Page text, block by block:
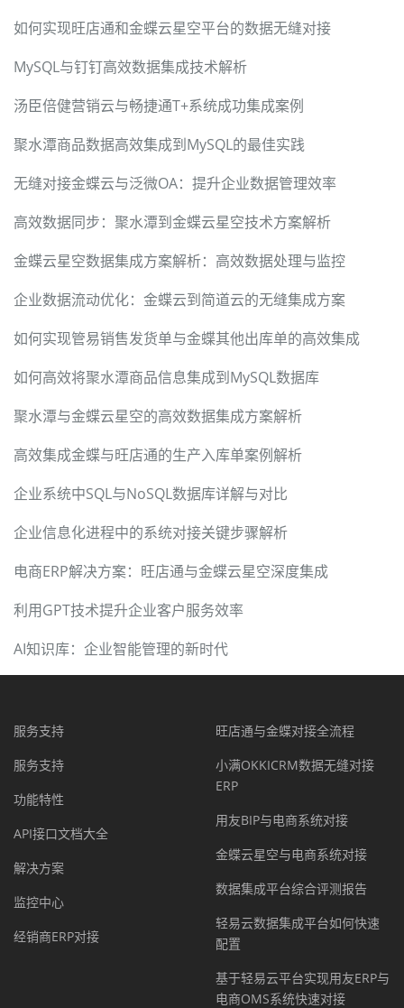
如何实现旺店通和金蝶云星空平台的数据无缝对接
MySQL与钉钉高效数据集成技术解析
汤臣倍健营销云与畅捷通T+系统成功集成案例
聚水潭商品数据高效集成到MySQL的最佳实践
无缝对接金蝶云与泛微OA：提升企业数据管理效率
高效数据同步：聚水潭到金蝶云星空技术方案解析
金蝶云星空数据集成方案解析：高效数据处理与监控
企业数据流动优化：金蝶云到简道云的无缝集成方案
如何实现管易销售发货单与金蝶其他出库单的高效集成
如何高效将聚水潭商品信息集成到MySQL数据库
聚水潭与金蝶云星空的高效数据集成方案解析
高效集成金蝶与旺店通的生产入库单案例解析
企业系统中SQL与NoSQL数据库详解与对比
企业信息化进程中的系统对接关键步骤解析
电商ERP解决方案：旺店通与金蝶云星空深度集成
利用GPT技术提升企业客户服务效率
AI知识库：企业智能管理的新时代
服务支持
服务支持
功能特性
API接口文档大全
解决方案
监控中心
经销商ERP对接
旺店通与金蝶对接全流程
小满OKKICRM数据无缝对接
ERP
用友BIP与电商系统对接
金蝶云星空与电商系统对接
数据集成平台综合评测报告
轻易云数据集成平台如何快速
配置
基于轻易云平台实现用友ERP与
电商OMS系统快速对接